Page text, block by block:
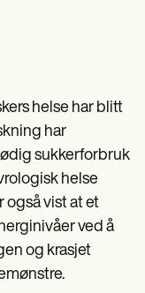
helse har blitt
har
sukkerforbruk
helse
også vist at et
ved å
og krasjet